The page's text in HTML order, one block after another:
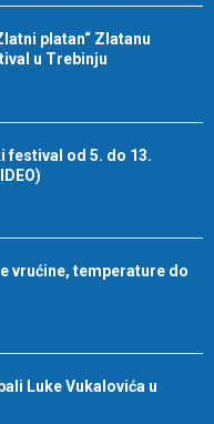
platan“ Zlatanu
u Trebinju
festival od 5. do 13.
vrućine, temperature do
Luke Vukalovića u